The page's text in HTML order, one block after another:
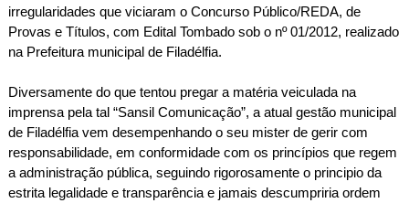
irregularidades que viciaram o Concurso Público/REDA, de
Provas e Títulos, com Edital Tombado sob o nº 01/2012, realizado
na Prefeitura municipal de Filadélfia.
Diversamente do que tentou pregar a matéria veiculada na
imprensa pela tal “Sansil Comunicação”, a atual gestão municipal
de Filadélfia vem desempenhando o seu mister de gerir com
responsabilidade, em conformidade com os princípios que regem
a administração pública, seguindo rigorosamente o principio da
estrita legalidade e transparência e jamais descumpriria ordem